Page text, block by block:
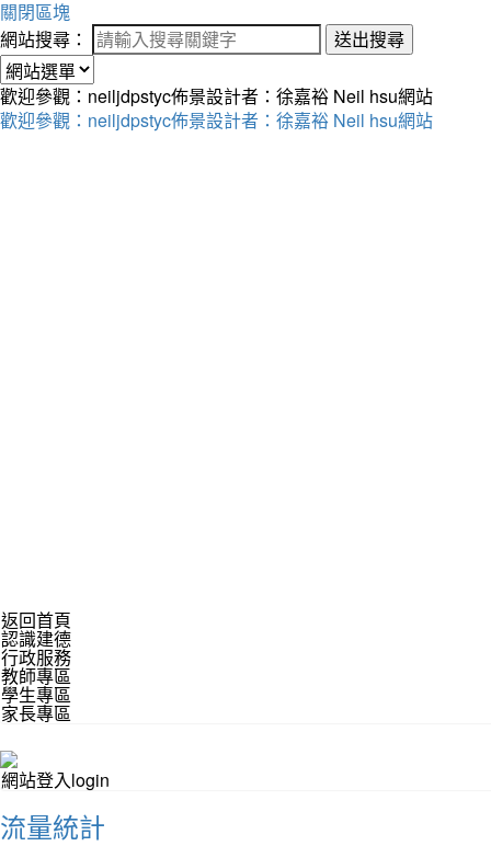
關閉區塊
網站搜尋：
送出搜尋
歡迎參觀：neiljdpstyc佈景設計者：徐嘉裕 Neil hsu網站
歡迎參觀：neiljdpstyc佈景設計者：徐嘉裕 Neil hsu網站
返回首頁
認識建德
行政服務
教師專區
學生專區
家長專區
網站登入login
流量統計